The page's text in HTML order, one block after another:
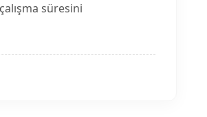
süresini